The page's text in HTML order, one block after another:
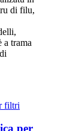
di filu,
a trama
per